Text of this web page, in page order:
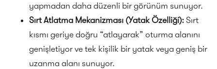
yapmadan daha düzenli bir görünüm sunuyor.
Sırt Atlatma Mekanizması (Yatak Özelliği): Sırt
kısmı geriye doğru “atlayarak” oturma alanını
genişletiyor ve tek kişilik bir yatak veya geniş bir
uzanma alanı sunuyor.